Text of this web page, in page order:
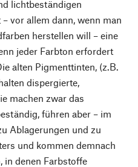
lichtbeständigen
vor allem dann, wenn man
herstellen will – eine
jeder Farbton erfordert
alten Pigmenttinten, (z.B.
dispergierte,
machen zwar das
führen aber – im
Ablagerungen und zu
und kommen demnach
in denen Farbstoffe